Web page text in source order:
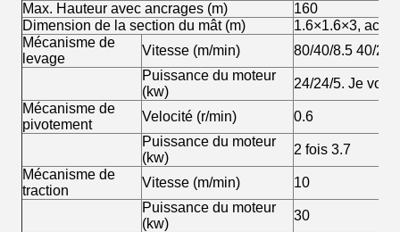
Max. Hauteur avec ancrages (m)
160
Dimension de la section du mât (m)
1.6×1.6×3,
Mécanisme de
levage
Vitesse (m/min)
80/40/8.5 40/
Puissance du moteur
(kw)
24/24/5. Je
Mécanisme de
pivotement
Velocité (r/min)
0.6
Puissance du moteur
(kw)
2 fois 3.7
Mécanisme de
traction
Vitesse (m/min)
10
Puissance du moteur
(kw)
30